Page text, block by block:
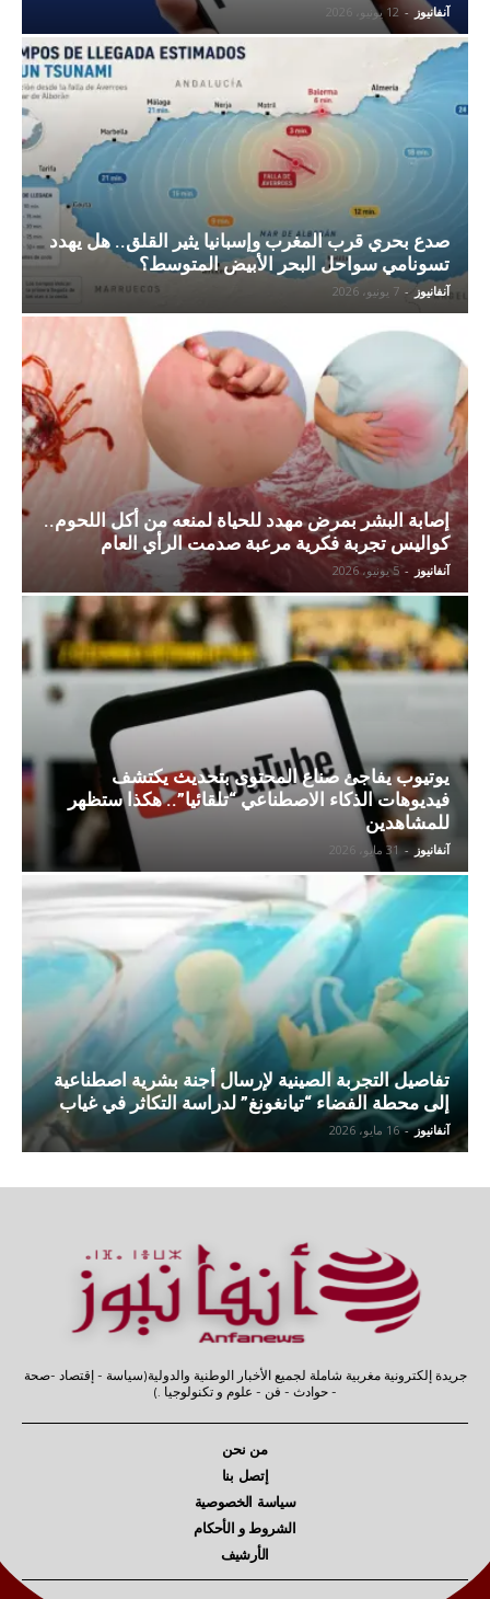
آنفانيوز - 12 يونيو، 2026
صدع بحري قرب المغرب وإسبانيا يثير القلق.. هل يهدد
تسونامي سواحل البحر الأبيض المتوسط؟
آنفانيوز - 7 يونيو، 2026
إصابة البشر بمرض مهدد للحياة لمنعه من أكل اللحوم..
كواليس تجربة فكرية مرعبة صدمت الرأي العام
آنفانيوز - 5 يونيو، 2026
يوتيوب يفاجئ صناع المحتوى بتحديث يكتشف
فيديوهات الذكاء الاصطناعي “تلقائيا”.. هكذا ستظهر
للمشاهدين
آنفانيوز - 31 مايو، 2026
تفاصيل التجربة الصينية لإرسال أجنة بشرية اصطناعية
إلى محطة الفضاء “تيانغونغ” لدراسة التكاثر في غياب
آنفانيوز - 16 مايو، 2026
جريدة إلكترونية مغربية شاملة لجميع الأخبار الوطنية والدولية(سياسة - إقتصاد -صحة
- حوادث - فن - علوم و تكنولوجيا .)
من نحن
إتصل بنا
سياسة الخصوصية
الشروط و الأحكام
الأرشيف